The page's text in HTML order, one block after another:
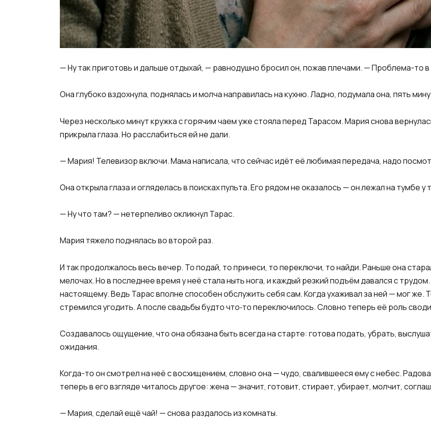
— Ну так приготовь и дальше отдыхай, — равнодушно бросил он, пожав плечами. — Проблема-то
Она глубоко вздохнула, поднялась и молча направилась на кухню. Ладно, подумала она, пять
Через несколько минут кружка с горячим чаем уже стояла перед Тарасом. Мария снова
прикрыла глаза. Но расслабиться ей не дали.
— Мария! Телевизор включи. Мама написала, что сейчас идёт её любимая передача, надо
Она открыла глаза и огляделась в поисках пульта. Его рядом не оказалось — он лежал на тумбе у
— Ну что там? — нетерпеливо окликнул Тарас.
Мария тяжело поднялась во второй раз.
И так продолжалось весь вечер. То подай, то принеси, то переключи, то найди. Раньше она
мелочах. Но в последнее время у неё стала ныть нога, и каждый резкий подъём давался с
настоящему. Ведь Тарас вполне способен обслужить себя сам. Когда ухаживал за ней — мог же.
стремился угодить. А после свадьбы будто что‑то переключилось. Словно теперь её роль
Создавалось ощущение, что она обязана быть всегда на старте: готова подать, убрать,
ожидания.
Когда-то он смотрел на неё с восхищением, словно она — чудо, свалившееся ему с небес.
теперь в его взгляде читалось другое: жена — значит, готовит, стирает, убирает, молчит,
— Мария, сделай ещё чай! — снова раздалось из комнаты.